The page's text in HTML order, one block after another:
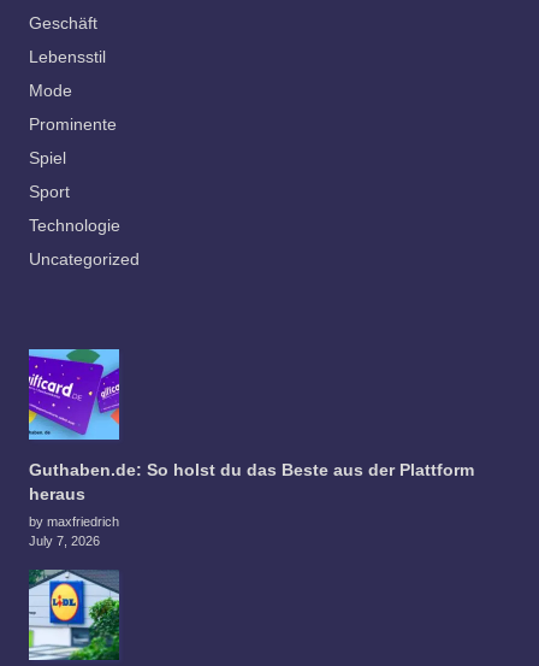
Geschäft
Lebensstil
Mode
Prominente
Spiel
Sport
Technologie
Uncategorized
Guthaben.de: So holst du das Beste aus der Plattform
heraus
by maxfriedrich
July 7, 2026